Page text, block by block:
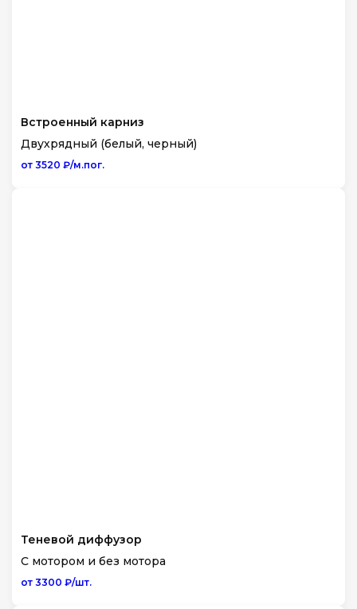
Встроенный карниз
Двухрядный (белый, черный)
от 3520 ₽/м.пог.
Теневой диффузор
С мотором и без мотора
от 3300 ₽/шт.